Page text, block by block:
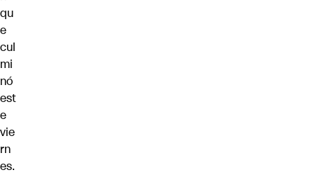
qu
e
cul
mi
nó
est
e
vie
rn
es.